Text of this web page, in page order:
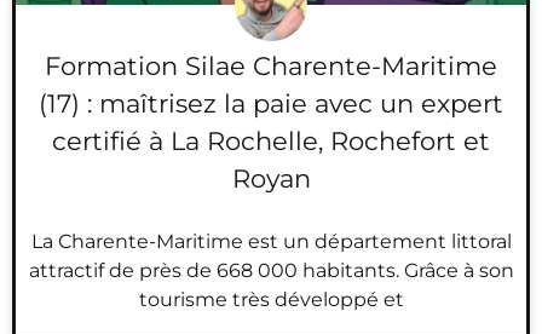
Formation Silae Charente-Maritime
(17) : maîtrisez la paie avec un expert
certifié à La Rochelle, Rochefort et
Royan
La Charente-Maritime est un département littoral
attractif de près de 668 000 habitants. Grâce à son
tourisme très développé et